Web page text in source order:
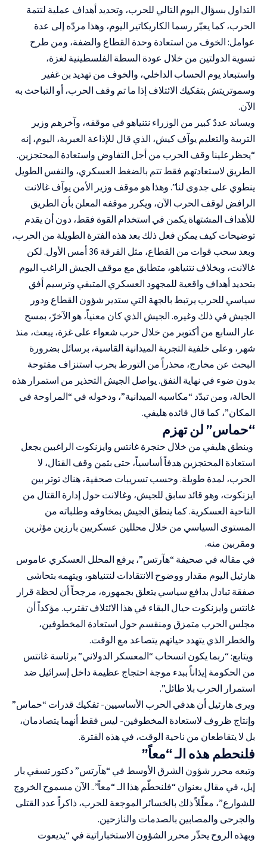
التداول بسؤال اليوم التالي للحرب، وتحديد أهداف عملية لتتمة
الحرب، كما يعبّر رسما الكاريكاتير اليوم، وهذا مردّه إلى عدة
عوامل: الخوف من استعادة وحدة القطاع والضفة، ومن طرح
تسوية الدولتين من خلال عودة السطة الفلسطينية لغزة،
واستبعاد يوم الحساب الداخلي، والخوف من تهديد بن غفير
وسموتريتش بتفكيك الائتلاف إذا ما تم وقف الحرب، أو التباحث به
الآن.
ويساند عددٌ كبير من الوزراء نتنياهو في موقفه، وآخرهم وزير
التربية والتعليم يوآف كيش، الذي قال للإذاعة العبرية، اليوم، إنه
“يحظرعلينا وقف الحرب من أجل التفاوض واستعادة المحتجزين.
الطريق لاستعادتهم فقط تتم بالضغط العسكري، والنفس الطويل
ينطوي على جدوى لنا”. وهذا هو موقف وزير الأمن يوآف غالانت
الرافض لوقف الحرب الآن، ويكرر موقفه المعلن بأن الطريق
للأهداف المشتهاة يكمن في استخدام القوة فقط، دون أن يقدم
توضيحات كيف يمكن فعل ذلك بعد هذه الفترة الطويلة من الحرب،
وبعد سحب قوات من القطاع، مثل الفرقة 36 أمس الأول. لكن
غالانت، وبخلاف نتنياهو، متطابق مع موقف الجيش الراغب اليوم
بتحديد أهداف واقعية للمجهود العسكري المتبقي وترسيم أفق
سياسي للحرب يرتبط بالجهة التي ستدير شؤون القطاع ودور
الجيش في ذلك وغيره. الجيش الذي كان معنياً، هو الآخرّ، بمسح
عار السابع من أكتوبر من خلال حرب شعواء على غزة، يبعث، منذ
شهر، وعلى خلفية التجربة الميدانية القاسية، برسائل بضرورة
البحث عن مخارج، محذراً من التورط بحرب استنزاف مفتوحة
بدون ضوء في نهاية النفق. يواصل الجيش التحذير من استمرار هذه
الحالة، ومن تبدّد “مكاسبه الميدانية”، ودخوله في “المراوحة في
المكان”، كما قال قائده هليفي.
“حماس” لن تهزم
وينطق هليفي من خلال حنجرة غانتس وايزنكوت الراغبين بجعل
استعادة المحتجزين هدفاً أساسياً، حتى بثمن وقف القتال، لا
الحرب، لمدة طويلة. وحسب تسريبات صحفية، هناك توتر بين
ايزنكوت، وهو قائد سابق للجيش، وغالانت حول إدارة القتال من
الناحية العسكرية. كما ينطق الجيش بمخاوفه وطلباته من
المستوى السياسي من خلال محللين عسكريين بارزين مؤثرين
ومقربين منه.
في مقاله في صحيفة “هآرتس”، يرفع المحلل العسكري عاموس
هارئيل اليوم مقدار ووضوح الانتقادات لنتنياهو، ويتهمه بتحاشي
صفقة تبادل بدافع سياسي يتعلق بجمهوره، مرجحاً أن لحظة قرار
غانتس وايزنكوت حيال البقاء في هذا الائتلاف تقترب. مؤكداً أن
مجلس الحرب متمزق ومنقسم حول استعادة المخطوفين،
والخطر الذي يتهدد حياتهم يتصاعد مع الوقت.
ويتابع: “ربما يكون انسحاب “المعسكر الدولاني” برئاسة غانتس
من الحكومة إيذاناً ببدء موجة احتجاج عظيمة داخل إسرائيل ضد
استمرار الحرب بلا طائل”.
ويرى هارئيل أن هدفي الحرب الأساسيين- تفكيك قدرات “حماس”
وإنتاج ظروف لاستعادة المخطوفين- ليس فقط أنهما يتصادمان،
بل لا يتقاطعان من ناحية الوقت، في هذه الفترة.
فلنحطم هذه الـ “معاً”
وتبعه محرر شؤون الشرق الأوسط في “هآرتس” دكتور تسفي بار
إيل، في مقال بعنوان “فلنحطّم هذا الـ “معاً”.. الآن مسموح الخروج
للشوارع”، معلّلاً ذلك بالخسائر الموجعة للحرب، ذاكراً عدد القتلى
والجرحى والمصابين بالصدمات والنازحين.
وبهذه الروح يحذّر محرر الشؤون الاستخباراتية في “يديعوت